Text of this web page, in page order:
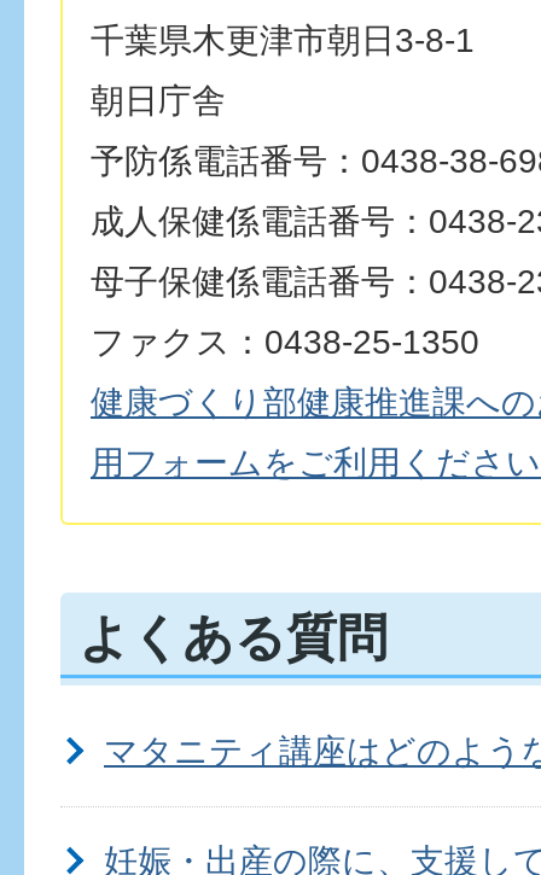
千葉県木更津市朝日3-8-1
朝日庁舎
予防係電話番号：0438-38-
成人保健係電話番号：0438-
母子保健係電話番号：0438-
ファクス：0438-25-1350
健康づくり部健康推進課へ
用フォームをご利用くださ
よくある質問
マタニティ講座はどのよう
妊娠・出産の際に、支援し